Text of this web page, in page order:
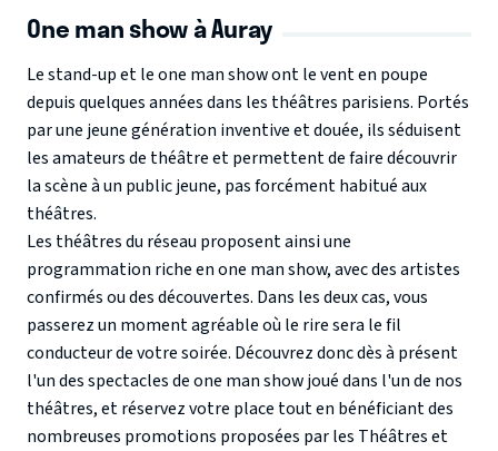
One man show à Auray
Le stand-up et le one man show ont le vent en poupe
depuis quelques années dans les théâtres parisiens. Portés
par une jeune génération inventive et douée, ils séduisent
les amateurs de théâtre et permettent de faire découvrir
la scène à un public jeune, pas forcément habitué aux
théâtres.
Les théâtres du réseau proposent ainsi une
programmation riche en one man show, avec des artistes
confirmés ou des découvertes. Dans les deux cas, vous
passerez un moment agréable où le rire sera le fil
conducteur de votre soirée. Découvrez donc dès à présent
l'un des spectacles de one man show joué dans l'un de nos
théâtres, et réservez votre place tout en bénéficiant des
nombreuses promotions proposées par les Théâtres et